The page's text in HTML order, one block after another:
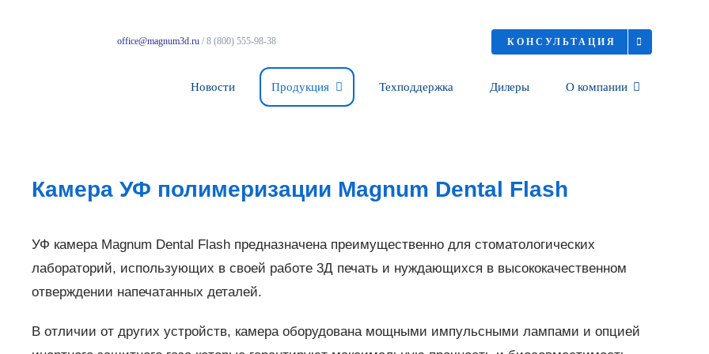
office@magnum3d.ru/ 8 (800) 555-98-38 КОНСУЛЬТАЦИЯ
Новости Продукция Техподдержка Дилеры О компании
Камера УФ полимеризации Magnum Dental Flash
УФ камера Magnum Dental Flash предназначена преимущественно для стоматологических
лабораторий, использующих в своей работе 3Д печать и нуждающихся в высококачественном
отверждении напечатанных деталей.
В отличии от других устройств, камера оборудована мощными импульсными лампами и опцией